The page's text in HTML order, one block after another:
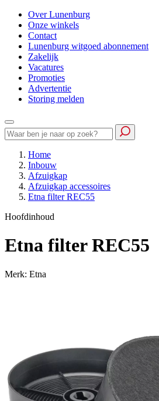
Over Lunenburg
Onze winkels
Contact
Lunenburg witgoed abonnement
Zakelijk
Vacatures
Promoties
Advertentie
Storing melden
Home
Inbouw
Afzuigkap
Afzuigkap accessoires
Etna filter REC55
Hoofdinhoud
Etna filter REC55
Merk: Etna